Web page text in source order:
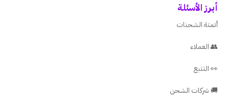
أبرز الأسئلة
أتمتة الشحنات
👥 العملاء
👀 التتبع
🚚 شركات الشحن